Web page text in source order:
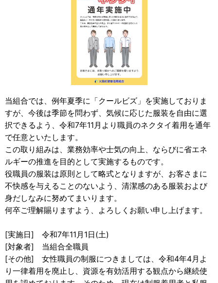
当組合では、例年夏季に「クールビズ」を実施しておりま
すが、今後は季節を問わず、気候に応じた服装を自由に選
択できるよう、令和7年11月より職員のネクタイ着用を通年
で任意といたします。
この取り組みは、業務効率や士気の向上、ならびに省エネ
ルギーの推進を目的として実施するものです。
役職員の服装は原則として略式となりますが、お客さまに
不快感を与えることのないよう、清潔感のある服装および
身だしなみに努めてまいります。
何卒ご理解賜りますよう、よろしくお願い申し上げます。
[実施日] 令和7年11月1日(土)
[対象者] 当組合全職員
[その他] 女性職員の制服につきましては、令和4年4月よ
り一律着用を廃止し、資源を有効活用する観点から継続使